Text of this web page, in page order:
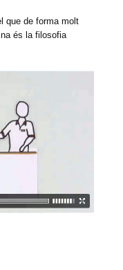
que de forma molt
és la filosofia